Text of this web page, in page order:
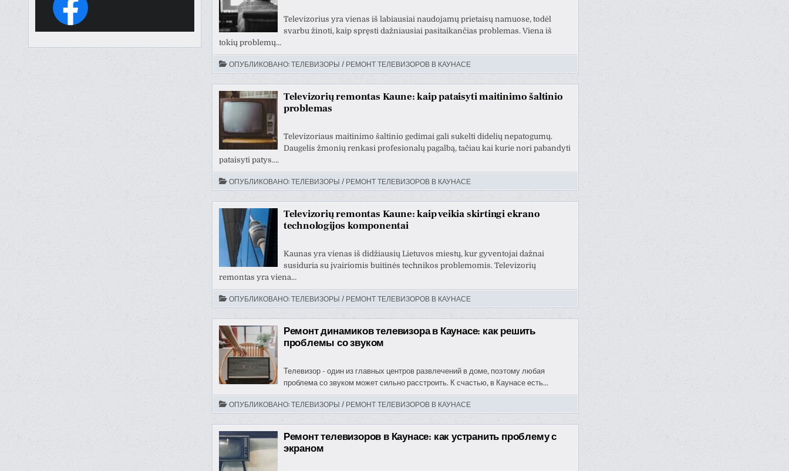
Televizorius yra vienas iš labiausiai naudojamų prietaisų namuose, todėl
svarbu žinoti, kaip spręsti dažniausiai pasitaikančias problemas. Viena iš
tokių problemų…
ОПУБЛИКОВАНО:ТЕЛЕВИЗОРЫ / РЕМОНТ ТЕЛЕВИЗОРОВ В КАУНАСЕ
Televizorių remontas Kaune: kaip pataisyti maitinimo šaltinio
problemas
Televizoriaus maitinimo šaltinio gedimai gali sukelti didelių nepatogumų.
Daugelis žmonių renkasi profesionalų pagalbą, tačiau kai kurie nori pabandyti
pataisyti patys….
ОПУБЛИКОВАНО:ТЕЛЕВИЗОРЫ / РЕМОНТ ТЕЛЕВИЗОРОВ В КАУНАСЕ
Televizorių remontas Kaune: kaip veikia skirtingi ekrano
technologijos komponentai
Kaunas yra vienas iš didžiausių Lietuvos miestų, kur gyventojai dažnai
susiduria su įvairiomis buitinės technikos problemomis. Televizorių
remontas yra viena…
ОПУБЛИКОВАНО:ТЕЛЕВИЗОРЫ / РЕМОНТ ТЕЛЕВИЗОРОВ В КАУНАСЕ
Ремонт динамиков телевизора в Каунасе: как решить
проблемы со звуком
Телевизор - один из главных центров развлечений в доме, поэтому любая
проблема со звуком может сильно расстроить. К счастью, в Каунасе есть...
ОПУБЛИКОВАНО:ТЕЛЕВИЗОРЫ / РЕМОНТ ТЕЛЕВИЗОРОВ В КАУНАСЕ
Ремонт телевизоров в Каунасе: как устранить проблему с
экраном